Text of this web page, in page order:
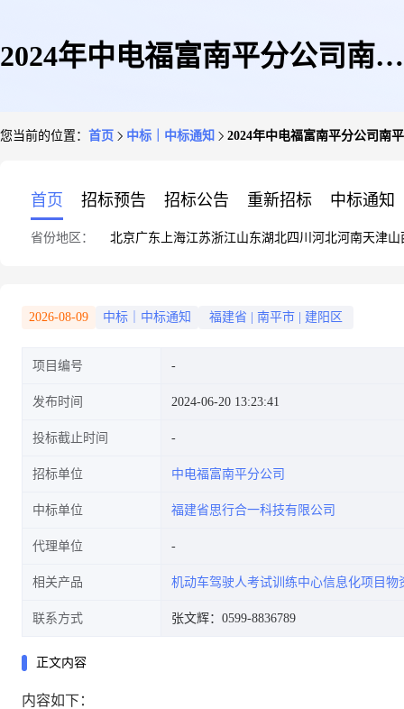
2024年中电福富南平分公司南平
彩)单一来源采购公示
您当前的位置： 首页 中标｜中标通知 2024年中电福富南平分公司南
首页 招标预告 招标公告 重新招标 中标通知
省份地区： 北京广东 上海江苏浙江山东湖北四川 河北河南天津山
2026-08-09 中标｜中标通知 福建省 南平市 建阳区
项目编号
发布时间 2024-06-20 13:23:41
投标截止时间
招标单位 中电福富南平分公司
中标单位 福建省思行合一科技有限公司
代理单位
相关产品 机动车驾驶人考试训练中心信息化项目物
联系方式 张文辉：0599-8836789
正文内容
内容如下：